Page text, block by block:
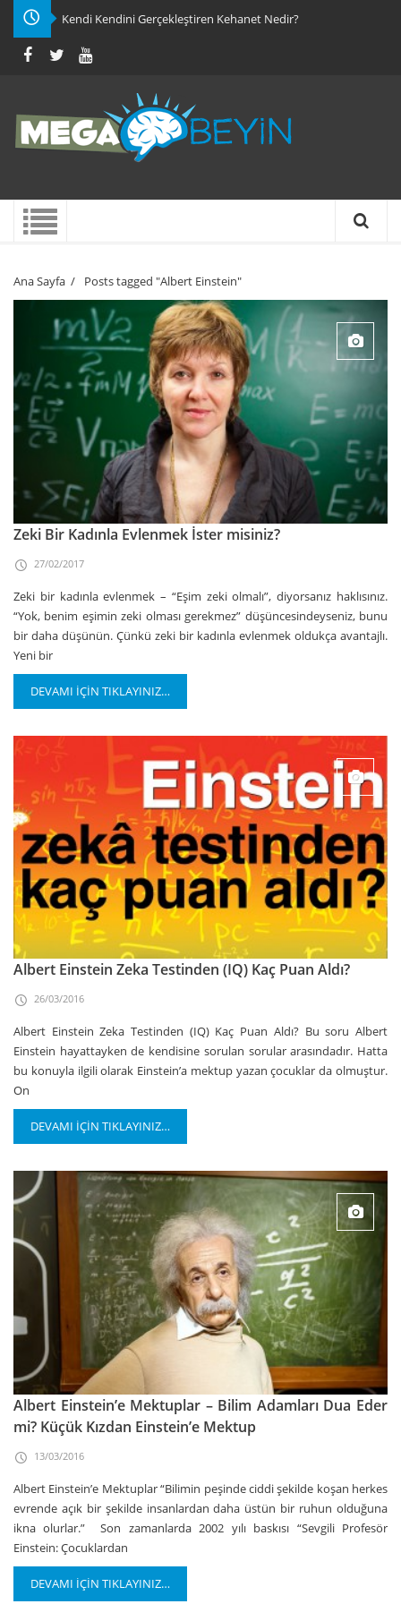
Kendi Kendini Gerçekleştiren Kehanet Nedir?
Ana Sayfa / Posts tagged "Albert Einstein"
Zeki Bir Kadınla Evlenmek İster misiniz?
27/02/2017
Zeki bir kadınla evlenmek – “Eşim zeki olmalı”, diyorsanız haklısınız.
“Yok, benim eşimin zeki olması gerekmez” düşüncesindeyseniz, bunu
bir daha düşünün. Çünkü zeki bir kadınla evlenmek oldukça avantajlı.
Yeni bir
DEVAMI İÇİN TIKLAYINIZ…
Albert Einstein Zeka Testinden (IQ) Kaç Puan Aldı?
26/03/2016
Albert Einstein Zeka Testinden (IQ) Kaç Puan Aldı? Bu soru Albert
Einstein hayattayken de kendisine sorulan sorular arasındadır. Hatta
bu konuyla ilgili olarak Einstein’a mektup yazan çocuklar da olmuştur.
On
DEVAMI İÇİN TIKLAYINIZ…
Albert Einstein’e Mektuplar – Bilim Adamları Dua Eder
mi? Küçük Kızdan Einstein’e Mektup
13/03/2016
Albert Einstein’e Mektuplar “Bilimin peşinde ciddi şekilde koşan herkes
evrende açık bir şekilde insanlardan daha üstün bir ruhun olduğuna
ikna olurlar.” Son zamanlarda 2002 yılı baskısı “Sevgili Profesör
Einstein: Çocuklardan
DEVAMI İÇİN TIKLAYINIZ…